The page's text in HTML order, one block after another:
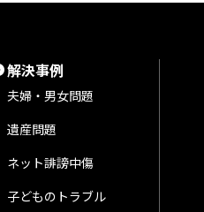
解決事例
夫婦・男女問題
遺産問題
ネット誹謗中傷
子どものトラブル